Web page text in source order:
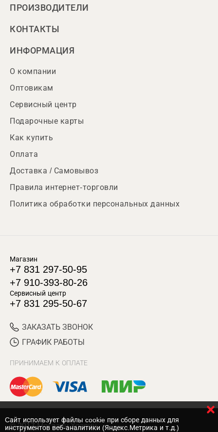
ПРОИЗВОДИТЕЛИ
КОНТАКТЫ
ИНФОРМАЦИЯ
О компании
Оптовикам
Сервисный центр
Подарочные карты
Как купить
Оплата
Доставка / Самовывоз
Правила интернет-торговли
Политика обработки персональных данных
Магазин
+7 831 297-50-95
+7 910-393-80-26
Сервисный центр
+7 831 295-50-67
ЗАКАЗАТЬ ЗВОНОК
ГРАФИК РАБОТЫ
ПРИНИМАЕМ К ОПЛАТЕ
© 2017 Магазин Хозяин
Cайт использует файлы cookie при сборе данных для
инструментов веб-аналитики (Яндекс.Метрика и т.д.)